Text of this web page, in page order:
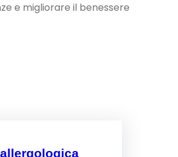
e migliorare il benessere